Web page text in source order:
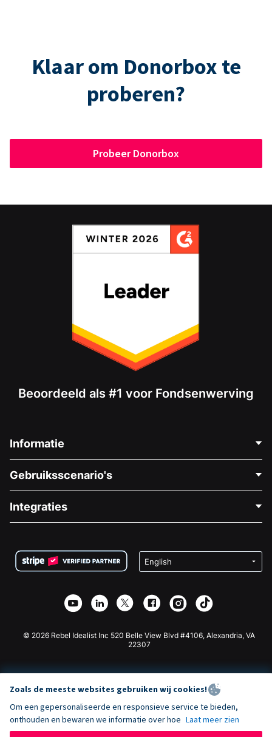
Klaar om Donorbox te
proberen?
Probeer Donorbox
Beoordeeld als #1 voor Fondsenwerving
Informatie
Over Ons
Vacatures
Privacy
Affiliate Partnerschap
Gebruiksscenario's
Medische Fondsenwerving
Goede Doelen Fondsenwerving
Integraties
Wix Donatie Plugin
Webflow Donatie App
Joomla Donatie
© 2026 Rebel Idealist Inc 520 Belle View Blvd #4106, Alexandria, VA
22307
Zoals de meeste websites gebruiken wij cookies!
Om een gepersonaliseerde en responsieve service te bieden,
onthouden en bewaren we informatie over hoe Laat meer zien